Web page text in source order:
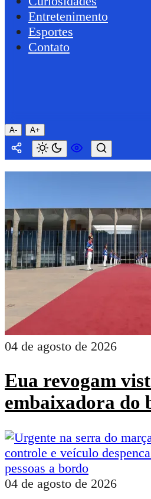
Entretenimento
Esportes
Contato
A- A+
04 de agosto de 2026
Eua revogam
embaixadora do
04 de agosto de 2026